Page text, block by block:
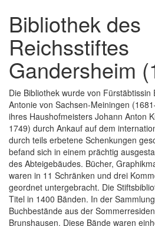
Bibliothek des
Reichsstiftes
Gandersheim
Die Bibliothek wurde von Fürstäbtissin
Antonie von Sachsen-Meiningen
ihres Haushofmeisters Johann Anton
1749) durch Ankauf auf dem
durch teils erbetene Schenkungen
befand sich in einem prächtig
des Abteigebäudes. Bücher,
waren in 11 Schränken und drei
geordnet untergebracht. Die
Titel in 1400 Bänden. In der
Buchbestände aus der
Brunshausen. Diese Bände waren